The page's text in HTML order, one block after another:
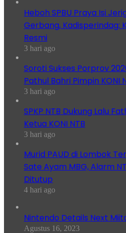
Heboh SPBU Praya Isi
Gerbang, Kadisperindag:
Resmi
3 hari ago
Soroti Sukses Porprov
Pathul Bahri Pimpin KONI
3 hari ago
SPKP NTB Dukung Lalu
Ketua KONI NTB
3 hari ago
Murid PAUD di Lombok
Sate Ayam MBG, Alarm
Ditutup
4 hari ago
Nintendo Details Next
Agustus 16, 2023